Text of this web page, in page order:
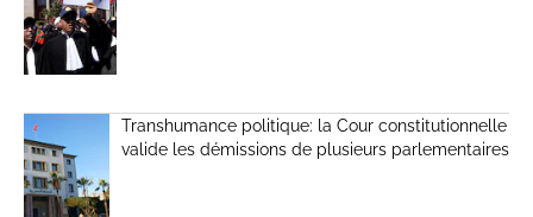
Transhumance politique: la Cour constitutionnelle
valide les démissions de plusieurs parlementaires